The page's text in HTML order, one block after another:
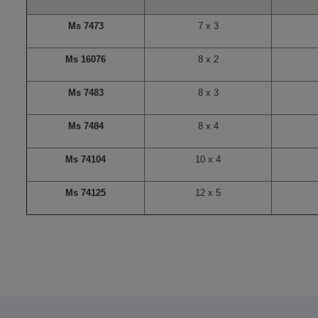
Ms 7473 7 x 3
Ms 16076 8 x 2
Ms 7483 8 x 3
Ms 7484 8 x 4
Ms 74104 10 x 4
Ms 74125 12 x 5